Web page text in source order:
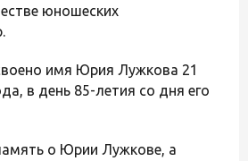
юношеских
имя Юрия Лужкова 21
в день 85-летия со дня его
о Юрии Лужкове, а